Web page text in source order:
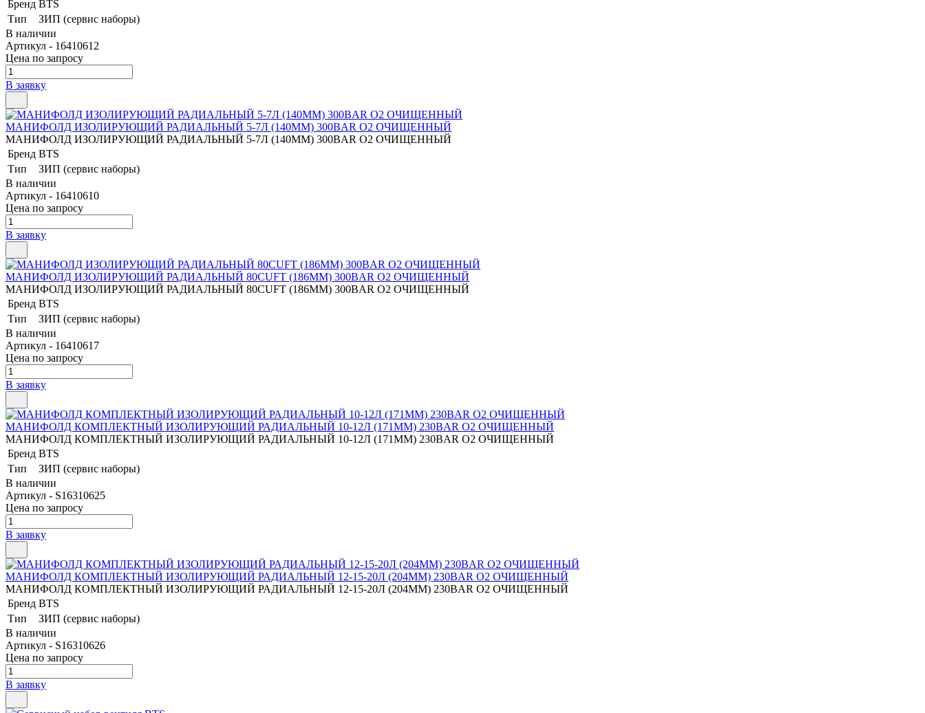
Бренд BTS
Тип
ЗИП (сервис наборы)
В наличии
Артикул - 16410612
Цена по запросу
В заявку
МАНИФОЛД ИЗОЛИРУЮЩИЙ РАДИАЛЬНЫЙ 5-7Л (140ММ) 300BAR O2 ОЧИЩЕННЫЙ
МАНИФОЛД ИЗОЛИРУЮЩИЙ РАДИАЛЬНЫЙ 5-7Л (140ММ) 300BAR O2 ОЧИЩЕННЫЙ
Бренд BTS
Тип
ЗИП (сервис наборы)
В наличии
Артикул - 16410610
Цена по запросу
В заявку
МАНИФОЛД ИЗОЛИРУЮЩИЙ РАДИАЛЬНЫЙ 80CUFT (186ММ) 300BAR O2 ОЧИЩЕННЫЙ
МАНИФОЛД ИЗОЛИРУЮЩИЙ РАДИАЛЬНЫЙ 80CUFT (186ММ) 300BAR O2 ОЧИЩЕННЫЙ
Бренд BTS
Тип
ЗИП (сервис наборы)
В наличии
Артикул - 16410617
Цена по запросу
В заявку
МАНИФОЛД КОМПЛЕКТНЫЙ ИЗОЛИРУЮЩИЙ РАДИАЛЬНЫЙ 10-12Л (171ММ) 230BAR O2 ОЧИЩЕННЫЙ
МАНИФОЛД КОМПЛЕКТНЫЙ ИЗОЛИРУЮЩИЙ РАДИАЛЬНЫЙ 10-12Л (171ММ) 230BAR O2 ОЧИЩЕННЫЙ
Бренд BTS
Тип
ЗИП (сервис наборы)
В наличии
Артикул - S16310625
Цена по запросу
В заявку
МАНИФОЛД КОМПЛЕКТНЫЙ ИЗОЛИРУЮЩИЙ РАДИАЛЬНЫЙ 12-15-20Л (204ММ) 230BAR O2 ОЧИЩЕННЫЙ
МАНИФОЛД КОМПЛЕКТНЫЙ ИЗОЛИРУЮЩИЙ РАДИАЛЬНЫЙ 12-15-20Л (204ММ) 230BAR O2 ОЧИЩЕННЫЙ
Бренд BTS
Тип
ЗИП (сервис наборы)
В наличии
Артикул - S16310626
Цена по запросу
В заявку